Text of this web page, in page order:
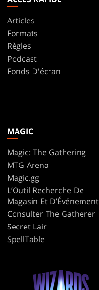
Articles
Formats
Règles
Podcast
Fonds D'écran
MAGIC
Magic: The Gathering
MTG Arena
Magic.gg
L’Outil Recherche De
Magasin Et D’Événement
Consulter The Gatherer
Secret Lair
SpellTable